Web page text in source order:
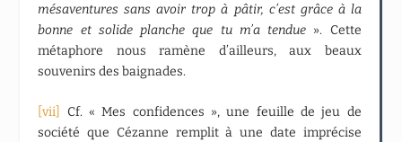
mésaventures sans avoir trop à pâtir, c’est grâce à la
bonne et solide planche que tu m’a tendue ». Cette
métaphore nous ramène d’ailleurs, aux beaux
souvenirs des baignades.
[vii]
Cf. « Mes confidences », une feuille de jeu de
société que Cézanne remplit à une date imprécise